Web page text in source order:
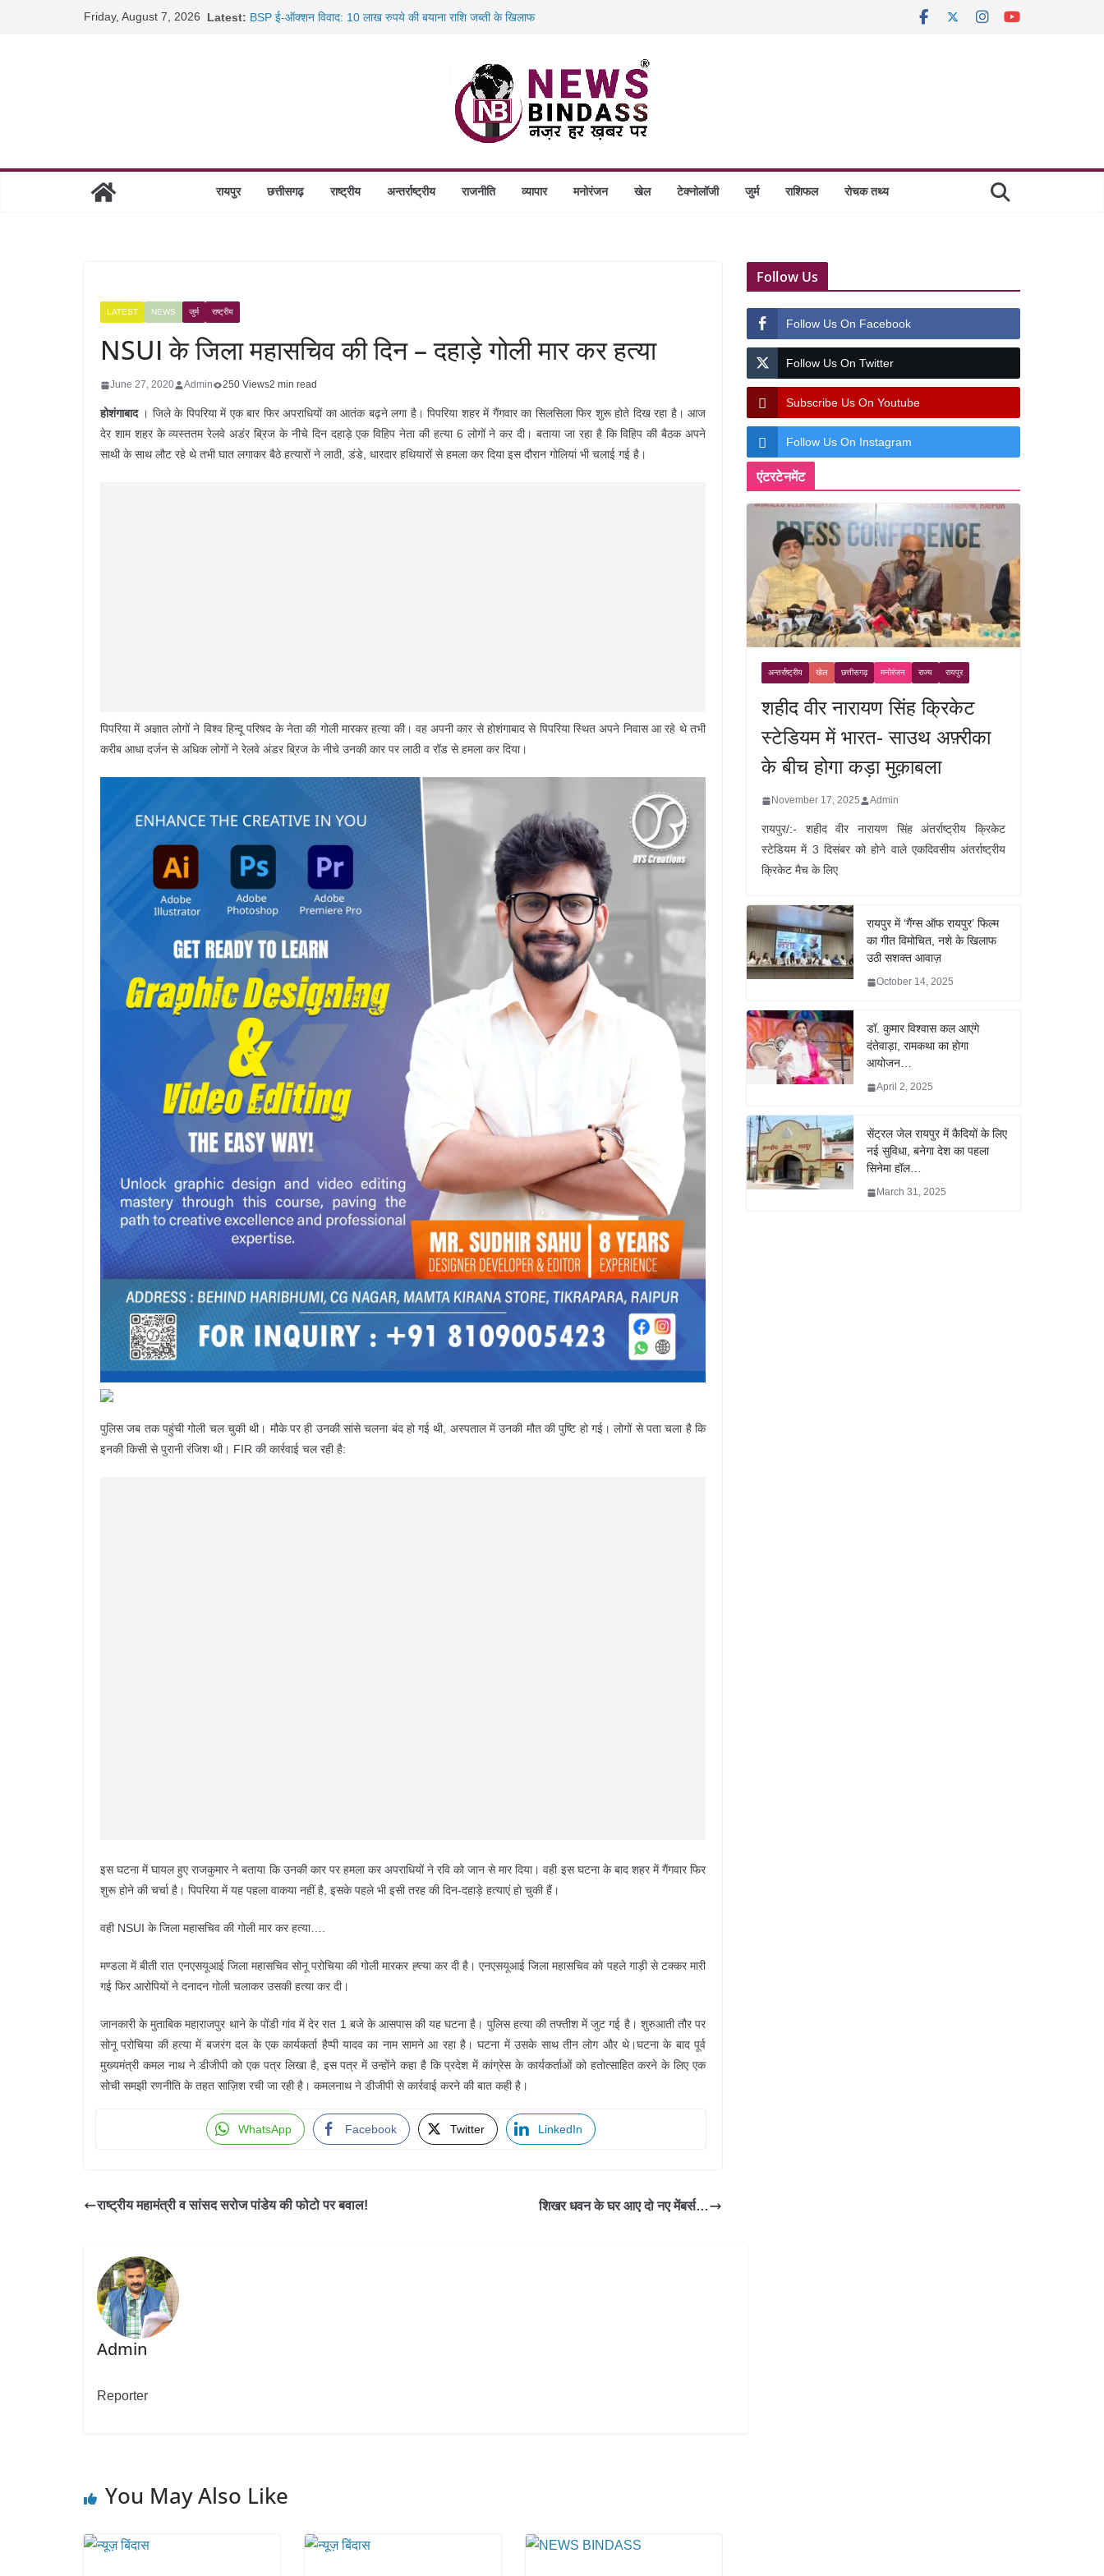
Friday, August 7, 2026 Latest: BSP ई-ऑक्शन विवाद: 10 लाख रुपये की बयाना राशि जब्ती के खिलाफ
छत्तीसगढ़ में 1460 गोधाम होंगे स्थापित, हर विकासखंड के 10 उत्कृष्ट गोठानों
साइबर ठगी पर दुर्ग पुलिस का बड़ा एक्शन: 13 म्यूल बैंक खाताधारक गिरफ्तार
रायपुर छत्तीसगढ़ राष्ट्रीय अन्तर्राष्ट्रीय राजनीति व्यापार मनोरंजन खेल टेक्नोलॉजी जुर्म राशिफल रोचक तथ्य
LATEST NEWS जुर्म राष्ट्रीय
NSUI के जिला महासचिव की दिन – दहाड़े गोली मार कर हत्या
June 27, 2020 Admin 250 Views2 min read
होशंगाबाद। जिले के पिपरिया में एक बार फिर अपराधियों का आतंक बढ़ने लगा है। पिपरिया शहर में गैंगवार का सिलसिला फिर शुरू होते दिख रहा है। आज
देर शाम शहर के व्यस्ततम रेलवे अडंर ब्रिज के नीचे दिन दहाड़े एक विहिप नेता की हत्या 6 लोगों ने कर दी। बताया जा रहा है कि विहिप की बैठक अपने
साथी के साथ लौट रहे थे तभी घात लगाकर बैठे हत्यारों ने लाठी, डंडे, धारदार हथियारों से हमला कर दिया इस दौरान गोलियां भी चलाई गई है।
पिपरिया में अज्ञात लोगों ने विश्व हिन्दू परिषद के नेता की गोली मारकर हत्या की। वह अपनी कार से होशंगाबाद से पिपरिया स्थित अपने निवास आ रहे थे तभी
करीब आधा दर्जन से अधिक लोगों ने रेलवे अंडर ब्रिज के नीचे उनकी कार पर लाठी व रॉड से हमला कर दिया।
पुलिस जब तक पहुंची गोली चल चुकी थी। मौके पर ही उनकी सांसे चलना बंद हो गई थी, अस्पताल में उनकी मौत की पुष्टि हो गई। लोगों से पता चला है ​कि
इनकी किसी से पुरानी रंजिश थी। FIR की कार्रवाई चल रही है:
इस घटना में घायल हुए राजकुमार ने बताया कि उनकी कार पर हमला कर अपराधियों ने रवि को जान से मार दिया। वही इस घटना के बाद शहर में गैंगवार फिर
शुरू होने की चर्चा है। पिपरिया में यह पहला वाकया नहीं है, इसके पहले भी इसी तरह की दिन-दहाड़े हत्याएं हो चुकी हैं।
वही NSUI के जिला महासचिव की गोली मार कर हत्या….
मण्डला में बीती रात एनएसयूआई जिला महासचिव सोनू परोचिया की गोली मारकर ह्त्या कर दी है। एनएसयूआई जिला महासचिव को पहले गाड़ी से टक्‍कर मारी
गई फिर आरोपियों ने दनादन गोली चलाकर उसकी हत्या कर दी।
जानकारी के मुताबिक महाराजपुर थाने के पोंडी गांव में देर रात 1 बजे के आसपास की यह घटना है। पुलिस हत्‍या की तफ्तीश में जुट गई है। शुरुआती तौर पर
सोनू परोचिया की हत्या में बजरंग दल के एक कार्यकर्ता हैप्पी यादव का नाम सामने आ रहा है। घटना में उसके साथ तीन लोग और थे।घटना के बाद पूर्व
मुख्यमंत्री कमल नाथ ने डीजीपी को एक पत्र लिखा है, इस पत्र में उन्होंने कहा है कि प्रदेश में कांग्रेस के कार्यकर्ताओं को हतोत्साहित करने के लिए एक
सोची समझी रणनीति के तहत साज़िश रची जा रही है। कमलनाथ ने डीजीपी से कार्रवाई करने की बात कही है।
WhatsApp Facebook Twitter LinkedIn
राष्ट्रीय महामंत्री व सांसद सरोज पांडेय की फोटो पर बवाल! शिखर धवन के घर आए दो नए मेंबर्स…
Admin
Reporter
You May Also Like
Follow Us
Follow Us On Facebook
Follow Us On Twitter
Subscribe Us On Youtube
Follow Us On Instagram
एंटरटेनमेंट
अन्तर्राष्ट्रीय खेल छत्तीसगढ़ मनोरंजन राज्य रायपुर
शहीद वीर नारायण सिंह क्रिकेट
स्टेडियम में भारत- साउथ अफ़्रीका
के बीच होगा कड़ा मुक़ाबला
November 17, 2025 Admin
रायपुर/:- शहीद वीर नारायण सिंह अंतर्राष्ट्रीय क्रिकेट
स्टेडियम में 3 दिसंबर को होने वाले एकदिवसीय अंतर्राष्ट्रीय
क्रिकेट मैच के लिए
रायपुर में ‘गैंग्स ऑफ रायपुर’ फिल्म
का गीत विमोचित, नशे के खिलाफ
उठी सशक्त आवाज़
October 14, 2025
डॉ. कुमार विश्वास कल आएंगे
दंतेवाड़ा, रामकथा का होगा
आयोजन…
April 2, 2025
सेंट्रल जेल रायपुर में कैदियों के लिए
नई सुविधा, बनेगा देश का पहला
सिनेमा हॉल…
March 31, 2025